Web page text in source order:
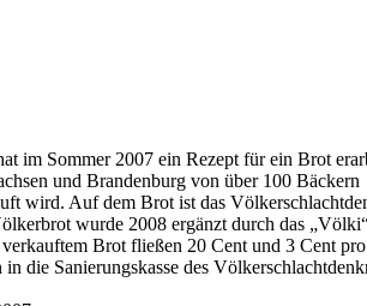
im Sommer 2007 ein Rezept für ein Brot
und Brandenburg von über 100 Bäckern
wird. Auf dem Brot ist das
wurde 2008 ergänzt durch das
Brot fließen 20 Cent und 3 Cent pro
die Sanierungskasse des